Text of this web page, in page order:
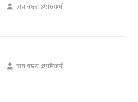
চার নম্বর প্ল্যাটফর্ম
চার নম্বর প্ল্যাটফর্ম